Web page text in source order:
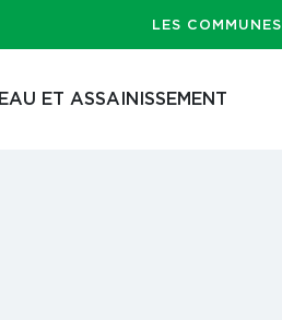
LES COMMUNES
EAU ET ASSAINISSEMENT